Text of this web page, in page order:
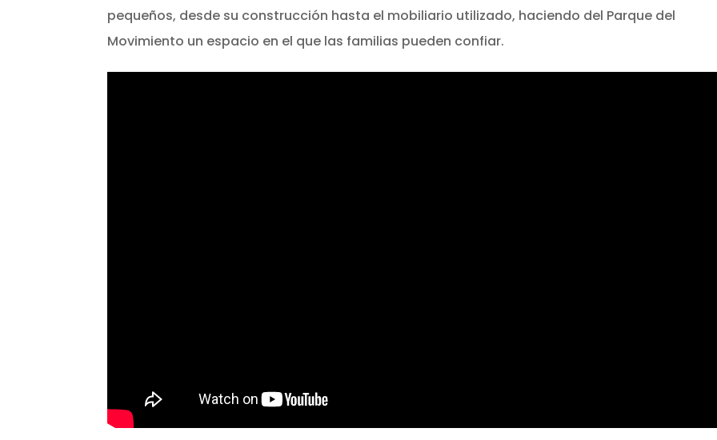
pequeños, desde su construcción hasta el mobiliario utilizado, haciendo del Parque del
Movimiento un espacio en el que las familias pueden confiar.